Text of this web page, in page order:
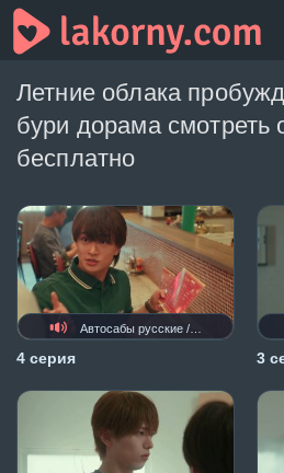
Летние облака
бури дорама смотреть
бесплатно
Автосабы русские / украинские
4 серия 3